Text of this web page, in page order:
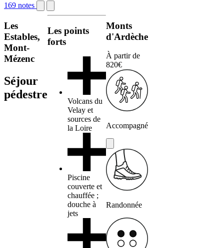
169 notes
Les
Estables,
Mont-
Mézenc
Séjour
pédestre
Les points
forts
Volcans du
Velay et
sources de
la Loire
Piscine
couverte et
chauffée ;
douche à
jets
Monts
d'Ardèche
À partir de
820€
Accompagné
Randonnée